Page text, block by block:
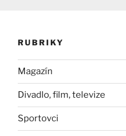
RUBRIKY
Magazín
Divadlo, film, televize
Sportovci